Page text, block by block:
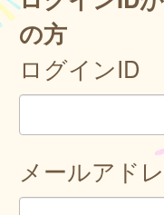
の方
ログインID
メールアド